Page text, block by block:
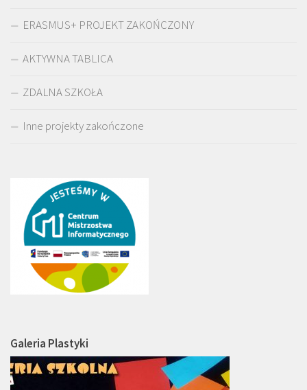
ERASMUS+ PROJEKT ZAKOŃCZONY
AKTYWNA TABLICA
ZDALNA SZKOŁA
Inne projekty zakończone
Galeria Plastyki